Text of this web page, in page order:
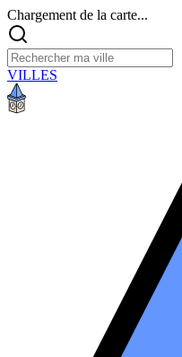
Chargement de la carte...
VILLES